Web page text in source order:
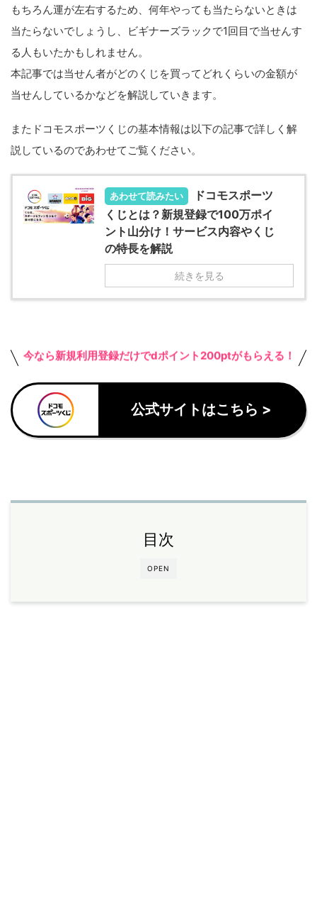
もちろん運が左右するため、何年やっても当たらないときは
当たらないでしょうし、ビギナーズラックで1回目で当せんす
る人もいたかもしれません。
本記事では当せん者がどのくじを買ってどれくらいの金額が
当せんしているかなどを解説していきます。
またドコモスポーツくじの基本情報は以下の記事で詳しく解
説しているのであわせてご覧ください。
あわせて読みたい
ドコモスポーツ
くじとは？新規登録で100万ポイ
ント山分け！サービス内容やくじ
の特長を解説
続きを見る
今なら新規利用登録だけでdポイント200ptがもらえる！
公式サイトはこちら >
OPEN
目次